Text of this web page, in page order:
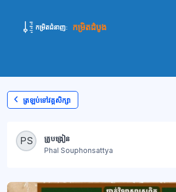
កម្រិតជំនាញ: កម្រិតដំបូង
ត្រឡប់ទៅវគ្គសិក្សា
ប្លុក PS
គ្រូបង្រៀន
Phal Souphonsattya